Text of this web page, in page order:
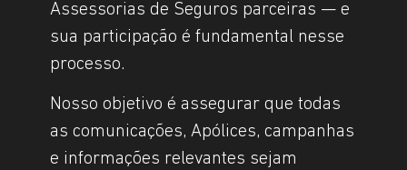
Assessorias de Seguros parceiras — e
sua participação é fundamental nesse
processo.
Nosso objetivo é assegurar que todas
as comunicações, Apólices, campanhas
e informações relevantes sejam